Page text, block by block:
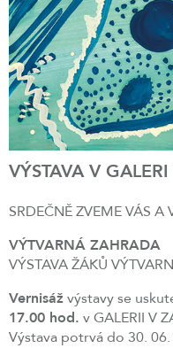
VÝSTAVA V
SRDEČNĚ ZVEME VÁS A
VÝTVARNÁ ZAHRADA
VÝSTAVA ŽÁKŮ
Vernisážvýstavy se
17.00 hod. v GALERII V
Výstava potrvá do 30.